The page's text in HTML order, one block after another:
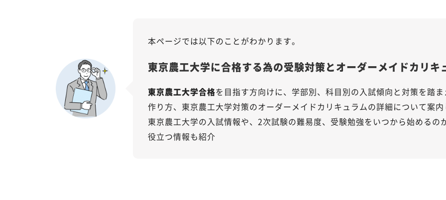
本ページでは以下のことがわかります。
東京農工大学に合格する為の受験対策とオーダーメイドカリキ
東京農工大学合格を目指す方向けに、学部別、科目別の入試傾向と対策を踏
作り方、東京農工大学対策のオーダーメイドカリキュラムの詳細について案
東京農工大学の入試情報や、2次試験の難易度、受験勉強をいつから始める
役立つ情報も紹介